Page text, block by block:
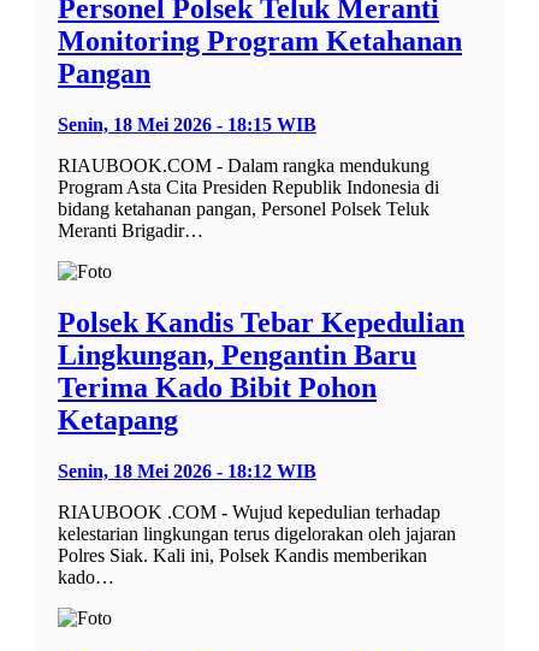
Personel Polsek Teluk Meranti
Monitoring Program Ketahanan
Pangan
Senin, 18 Mei 2026 - 18:15 WIB
RIAUBOOK.COM - Dalam rangka mendukung
Program Asta Cita Presiden Republik Indonesia di
bidang ketahanan pangan, Personel Polsek Teluk
Meranti Brigadir…
Polsek Kandis Tebar Kepedulian
Lingkungan, Pengantin Baru
Terima Kado Bibit Pohon
Ketapang
Senin, 18 Mei 2026 - 18:12 WIB
RIAUBOOK .COM - Wujud kepedulian terhadap
kelestarian lingkungan terus digelorakan oleh jajaran
Polres Siak. Kali ini, Polsek Kandis memberikan
kado…